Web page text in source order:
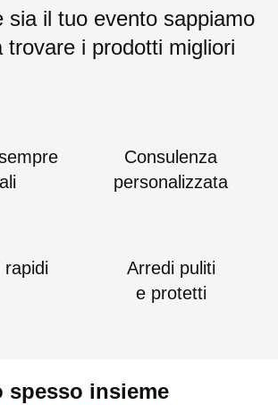
sia il tuo evento sappiamo
trovare i prodotti migliori
Consulenza
personalizzata
rapidi
Arredi puliti
e protetti
spesso insieme